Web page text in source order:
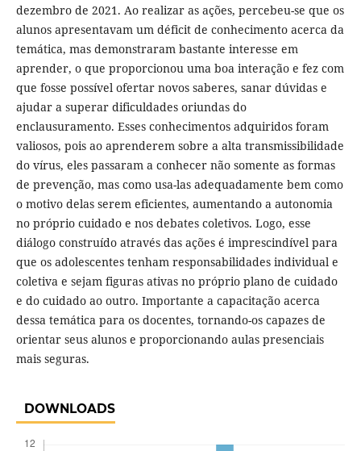
dezembro de 2021. Ao realizar as ações, percebeu-se que os
alunos apresentavam um déficit de conhecimento acerca da
temática, mas demonstraram bastante interesse em
aprender, o que proporcionou uma boa interação e fez com
que fosse possível ofertar novos saberes, sanar dúvidas e
ajudar a superar dificuldades oriundas do
enclausuramento. Esses conhecimentos adquiridos foram
valiosos, pois ao aprenderem sobre a alta transmissibilidade
do vírus, eles passaram a conhecer não somente as formas
de prevenção, mas como usa-las adequadamente bem como
o motivo delas serem eficientes, aumentando a autonomia
no próprio cuidado e nos debates coletivos. Logo, esse
diálogo construído através das ações é imprescindível para
que os adolescentes tenham responsabilidades individual e
coletiva e sejam figuras ativas no próprio plano de cuidado
e do cuidado ao outro. Importante a capacitação acerca
dessa temática para os docentes, tornando-os capazes de
orientar seus alunos e proporcionando aulas presenciais
mais seguras.
DOWNLOADS